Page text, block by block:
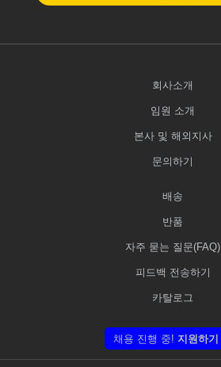
회사소개
임원 소개
본사 및 해외지사
문의하기
배송
반품
자주 묻는 질문(FAQ)
피드백 전송하기
카탈로그
채용 진행 중! 지원하기